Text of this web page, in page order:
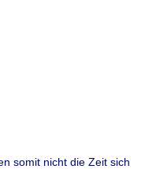
somit nicht die Zeit sich